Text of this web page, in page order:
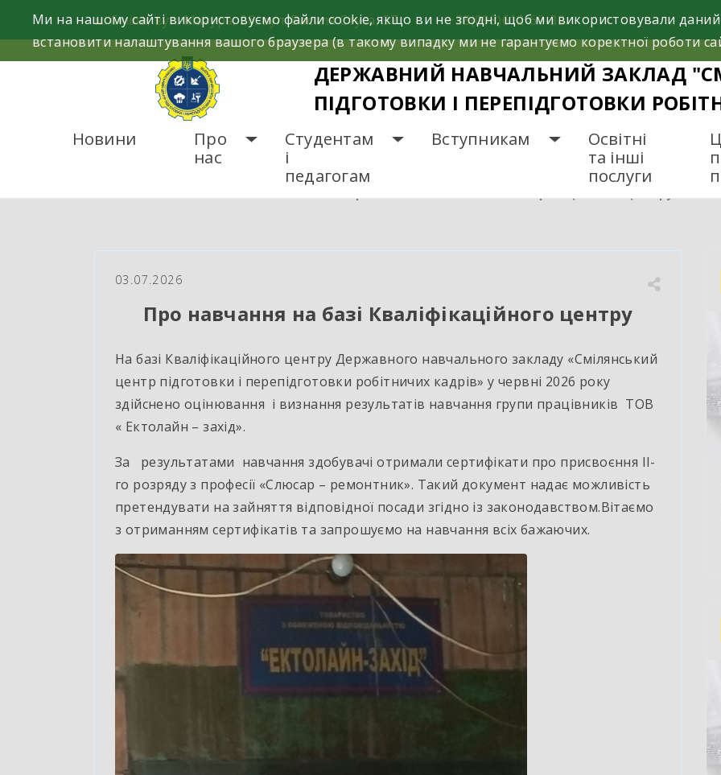
м. Сміла, вул. Мазура, 26; вул. Василя Стуса, 37 +38(098)612-69-32.
ДЕРЖАВНИЙ НАВЧАЛЬНИЙ ЗАКЛАД
ПІДГОТОВКИ І ПЕРЕПІДГОТОВКИ
Новини
Про
нас
Студентам
і
педагогам
Вступникам
Освітні
та інші
послуги
03.07.2026
Про навчання на базі Кваліфікаційного центру
На базі Кваліфікаційного центру Державного навчального закладу «Смілянський
центр підготовки і перепідготовки робітничих кадрів» у червні 2026 року
здійснено оцінювання і визнання результатів навчання групи працівників ТОВ
« Ектолайн – захід».
За результатами навчання здобувачі отримали сертифікати про присвоєння ІІ-
го розряду з професії «Слюсар – ремонтник». Такий документ надає можливість
претендувати на зайняття відповідної посади згідно із законодавством.Вітаємо
з отриманням сертифікатів та запрошуємо на навчання всіх бажаючих.
Ми на нашому сайті використовуємо файли cookie, якщо ви не згодні, щоб ми використовували
встановити налаштування вашого браузера (в такому випадку ми не гарантуємо коректної роботи